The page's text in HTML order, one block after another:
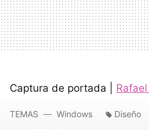
Captura de portada |
TEMAS Windows Diseño